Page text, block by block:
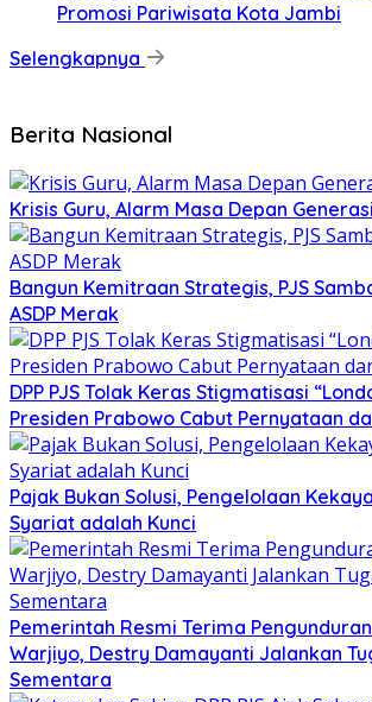
Promosi Pariwisata Kota Jambi
Selengkapnya
Berita Nasional
Krisis Guru, Alarm Masa Depan
Bangun Kemitraan Strategis, PJS
ASDP Merak
DPP PJS Tolak Keras Stigmatisasi
Presiden Prabowo Cabut Pernyataan
Pajak Bukan Solusi, Pengelolaan
Syariat adalah Kunci
Pemerintah Resmi Terima
Warjiyo, Destry Damayanti Jalankan
Sementara